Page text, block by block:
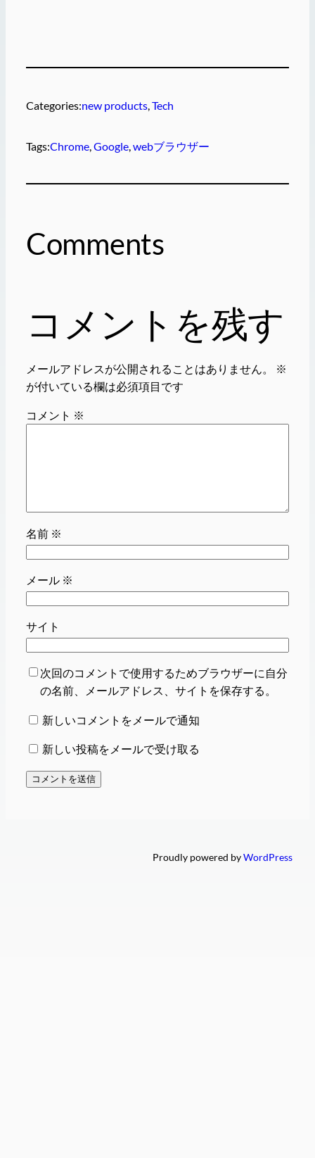
Categories:new products, Tech
Tags:Chrome, Google, webブラウザー
Comments
コメントを残す
メールアドレスが公開されることはありません。
※
が付いている欄は必須項目です
コメント ※
名前 ※
メール ※
サイト
次回のコメントで使用するためブラウザーに自分
の名前、メールアドレス、サイトを保存する。
新しいコメントをメールで通知
新しい投稿をメールで受け取る
Proudly powered byWordPress